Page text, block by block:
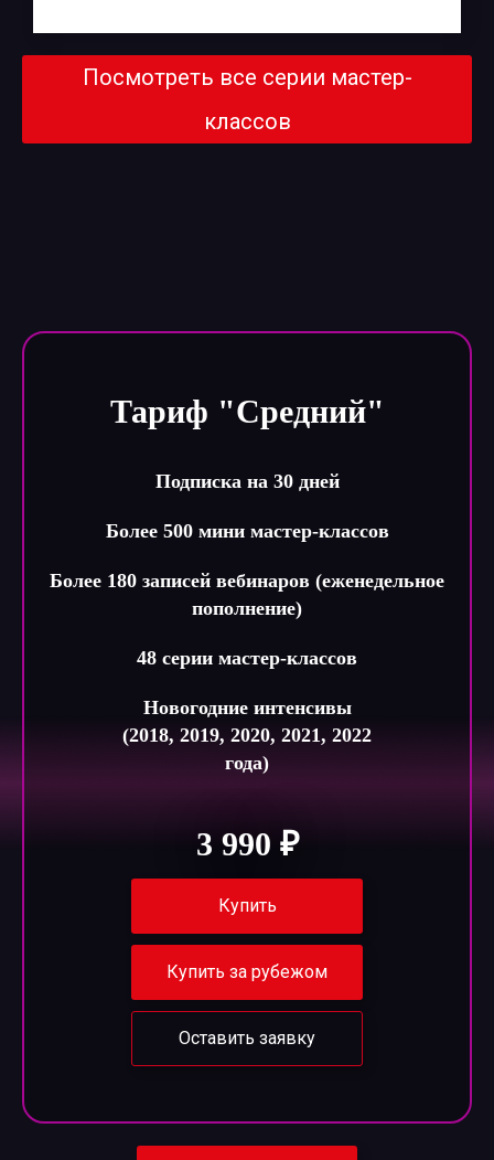
Посмотреть все серии мастер-
классов
Тариф "Средний"
Подписка на 30 дней
Более 500 мини мастер-классов
Более 180 записей вебинаров (еженедельное
пополнение)
48 серии мастер-классов
Новогодние интенсивы
(2018, 2019, 2020, 2021, 2022
года)
3 990 ₽
Купить
Купить за рубежом
Оставить заявку